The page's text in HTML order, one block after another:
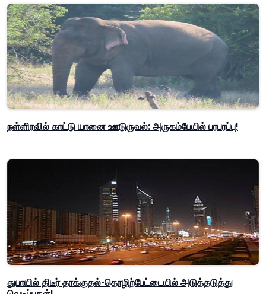
நள்ளிரவில் காட்டு யானை ஊடுருவல்: அருகம்பேயில் பரபரப்பு!
துபாயில் திடீர் தாக்குதல்-தொழிற்பேட்டையில் அடுத்தடுத்து